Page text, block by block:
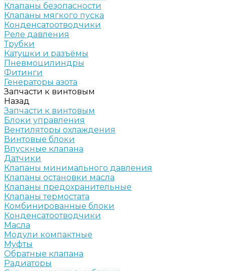
Клапаны безопасности
Клапаны мягкого пуска
Конденсатоотводчики
Реле давления
Трубки
Катушки и разъёмы
Пневмоцилиндры
Фитинги
Генераторы азота
Запчасти к винтовым
Назад
Запчасти к винтовым
Блоки управления
Вентиляторы охлаждения
Винтовые блоки
Впускные клапана
Датчики
Клапаны минимального давления
Клапаны остановки масла
Клапаны предохранительные
Клапаны термостата
Комбинированные блоки
Конденсатоотводчики
Масла
Модули компактные
Муфты
Обратные клапана
Радиаторы